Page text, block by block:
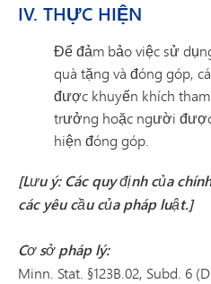
IV. THỰC HIỆN
Để đảm bảo việc sử
quà tặng và đóng góp,
được khuyến khích
trưởng hoặc người
hiện đóng góp.
[Lưu ý: Các quy định của
các yêu cầu của pháp luật.]
Cơ sở pháp lý:
Minn. Stat. §123B.02, Subd. 6